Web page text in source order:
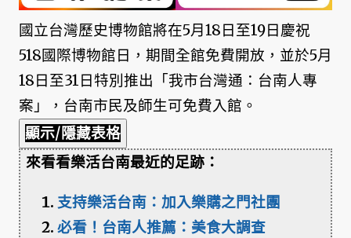
國立台灣歷史博物館將在5月18日至19日慶祝
518國際博物館日，期間全館免費開放，並於5月
18日至31日特別推出「我市台灣通：台南人專
案」，台南市民及師生可免費入館。
顯示/隱藏表格
來看看樂活台南最近的足跡：
支持樂活台南：加入樂購之門社團
必看！台南人推薦：美食大調查